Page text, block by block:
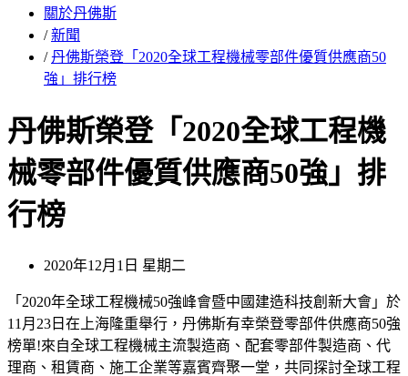
關於丹佛斯
/ 新聞
/ 丹佛斯榮登「2020全球工程機械零部件優質供應商50
強」排行榜
丹佛斯榮登「2020全球工程機
械零部件優質供應商50強」排
行榜
2020年12月1日 星期二
「2020年全球工程機械50強峰會暨中國建造科技創新大會」於
11月23日在上海隆重舉行，丹佛斯有幸榮登零部件供應商50強
榜單!來自全球工程機械主流製造商、配套零部件製造商、代
理商、租賃商、施工企業等嘉賓齊聚一堂，共同探討全球工程